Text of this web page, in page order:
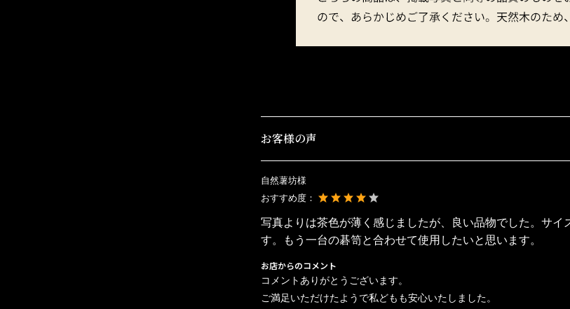
お客様の声
自然薯坊様
おすすめ度：
写真よりは茶色が薄く感じましたが、良い品物でした。サ
す。もう一台の碁笥と合わせて使用したいと思います。
お店からのコメント
コメントありがとうございます。
ご満足いただけたようで私どもも安心いたしました。